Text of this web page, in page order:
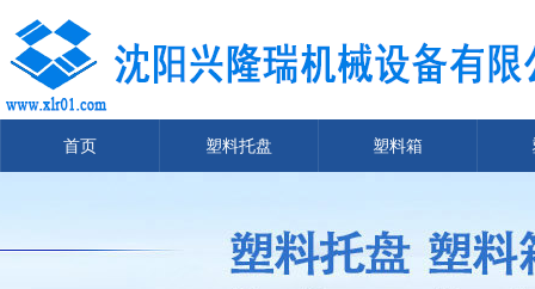
首页 塑料托盘 塑料箱